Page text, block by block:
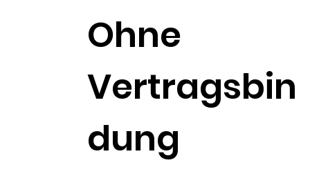
Ohne
Vertragsbin
dung